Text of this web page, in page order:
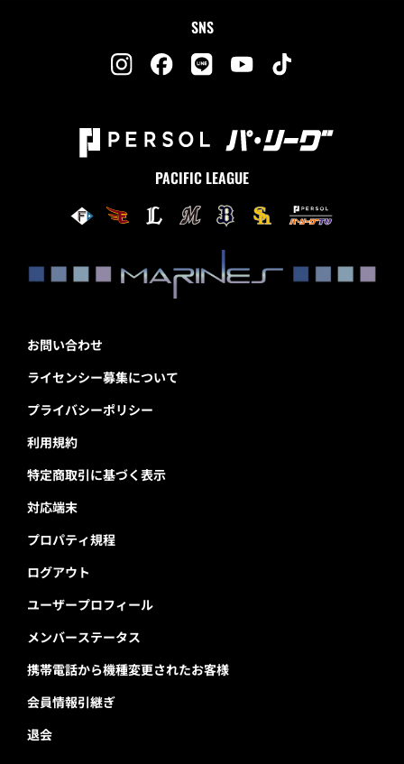
SNS
PACIFIC LEAGUE
お問い合わせ
ライセンシー募集について
プライバシーポリシー
利用規約
特定商取引に基づく表示
対応端末
プロパティ規程
ログアウト
ユーザープロフィール
メンバーステータス
携帯電話から機種変更されたお客様
会員情報引継ぎ
退会